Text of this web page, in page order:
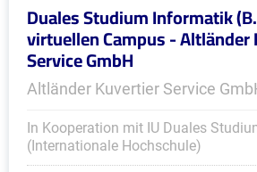
Duales Studium Informatik
virtuellen Campus -
Service GmbH
Altländer Kuvertier Service
In Kooperation mit IU Duales
(Internationale Hochschule)